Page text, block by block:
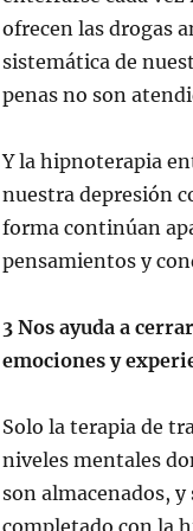
ofrecen las drogas
sistemática de
penas no son
Y la hipnoterapia
nuestra depresión
forma continúan
pensamientos y
3 Nos ayuda a
emociones y
Solo la terapia de
niveles mentales
son almacenados, y
completado con la